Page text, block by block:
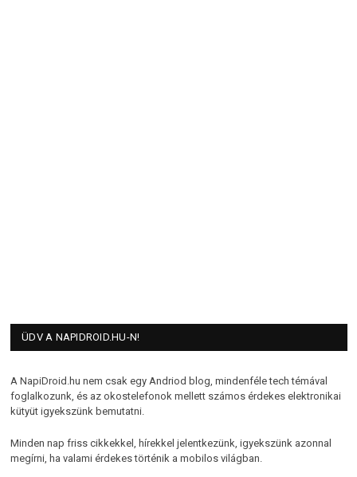
ÜDV A NAPIDROID.HU-N!
A NapiDroid.hu nem csak egy Andriod blog, mindenféle tech témával
foglalkozunk, és az okostelefonok mellett számos érdekes elektronikai
kütyüt igyekszünk bemutatni.
Minden nap friss cikkekkel, hírekkel jelentkezünk, igyekszünk azonnal
megírni, ha valami érdekes történik a mobilos világban.